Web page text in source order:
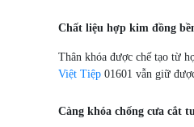
Chất liệu hợp kim đồng
Thân khóa được chế tạo từ
Việt Tiệp 01601 vẫn giữ
Càng khóa chống cưa cắt